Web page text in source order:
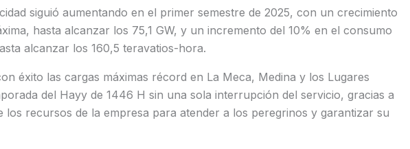
siguió aumentando en el primer semestre de 2025, con un crecimiento
hasta alcanzar los 75,1 GW, y un incremento del 10% en el consumo
alcanzar los 160,5 teravatios-hora.
éxito las cargas máximas récord en La Meca, Medina y los Lugares
del Hayy de 1446 H sin una sola interrupción del servicio, gracias a
los recursos de la empresa para atender a los peregrinos y garantizar su